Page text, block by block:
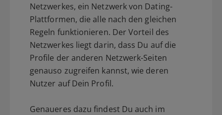
Netzwerkes, ein Netzwerk von Dating-
Plattformen, die alle nach den gleichen
Regeln funktionieren. Der Vorteil des
Netzwerkes liegt darin, dass Du auf die
Profile der anderen Netzwerk-Seiten
genauso zugreifen kannst, wie deren
Nutzer auf Dein Profil.
Genaueres dazu findest Du auch im